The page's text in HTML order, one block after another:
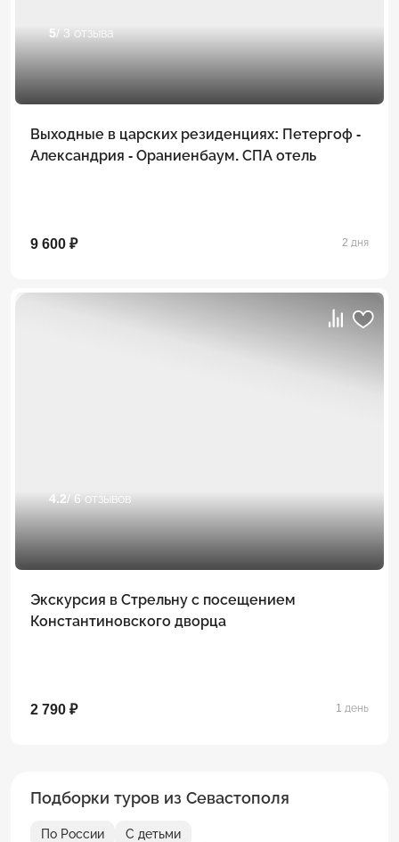
5/ 3 отзыва
Выходные в царских резиденциях: Петергоф -
Александрия - Ораниенбаум. СПА отель
9 600 ₽ 2 дня
4.2/ 6 отзывов
Экскурсия в Стрельну с посещением
Константиновского дворца
2 790 ₽ 1 день
Подборки туров из Севастополя
По России
С детьми